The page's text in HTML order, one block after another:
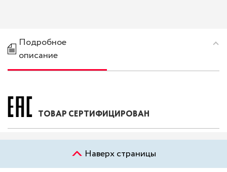
Подробное
описание
ТОВАР СЕРТИФИЦИРОВАН
Наверх страницы